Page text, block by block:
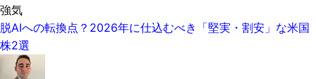
強気
脱AIへの転換点？2026年に仕込むべき「堅実・割安」な米国
株2選